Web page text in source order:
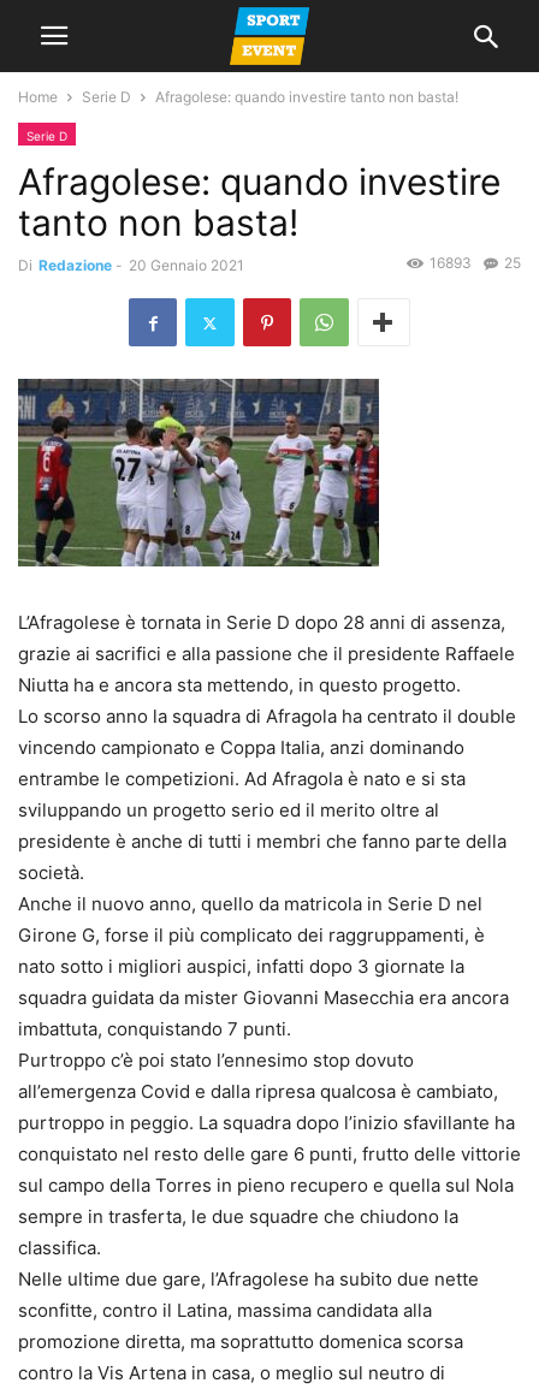
Home Serie D Afragolese: quando investire tanto non basta!
Serie D
Afragolese: quando investire
tanto non basta!
Di Redazione - 20 Gennaio 2021 25
16893
L’Afragolese è tornata in Serie D dopo 28 anni di assenza,
grazie ai sacrifici e alla passione che il presidente Raffaele
Niutta ha e ancora sta mettendo, in questo progetto.
Lo scorso anno la squadra di Afragola ha centrato il double
vincendo campionato e Coppa Italia, anzi dominando
entrambe le competizioni. Ad Afragola è nato e si sta
sviluppando un progetto serio ed il merito oltre al
presidente è anche di tutti i membri che fanno parte della
società.
Anche il nuovo anno, quello da matricola in Serie D nel
Girone G, forse il più complicato dei raggruppamenti, è
nato sotto i migliori auspici, infatti dopo 3 giornate la
squadra guidata da mister Giovanni Masecchia era ancora
imbattuta, conquistando 7 punti.
Purtroppo c’è poi stato l’ennesimo stop dovuto
all’emergenza Covid e dalla ripresa qualcosa è cambiato,
purtroppo in peggio. La squadra dopo l’inizio sfavillante ha
conquistato nel resto delle gare 6 punti, frutto delle vittorie
sul campo della Torres in pieno recupero e quella sul Nola
sempre in trasferta, le due squadre che chiudono la
classifica.
Nelle ultime due gare, l’Afragolese ha subito due nette
sconfitte, contro il Latina, massima candidata alla
promozione diretta, ma soprattutto domenica scorsa
contro la Vis Artena in casa, o meglio sul neutro di